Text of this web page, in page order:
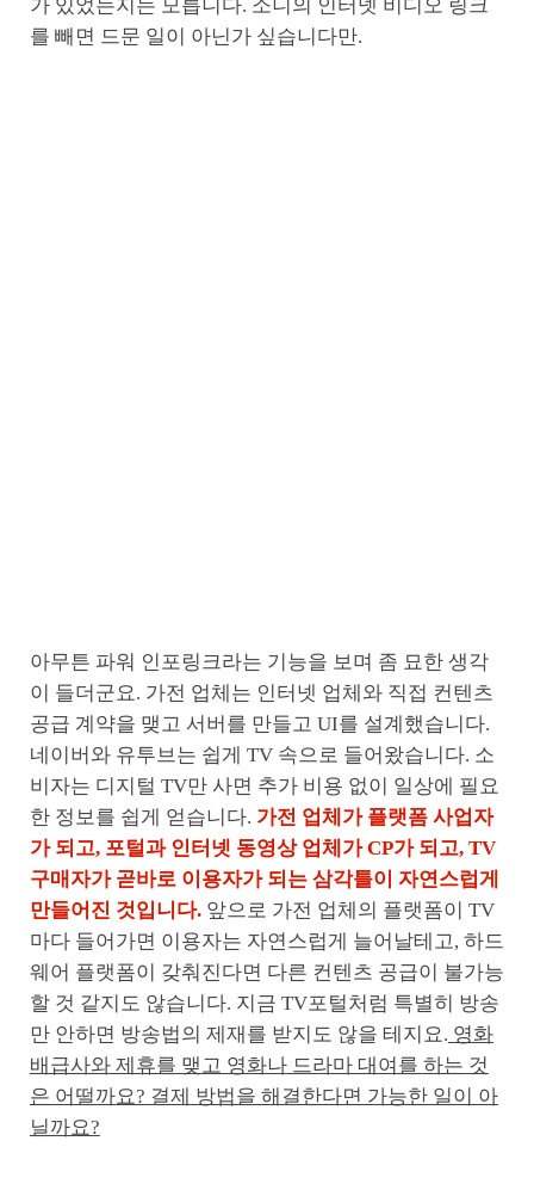
가 있었는지는 모릅니다. 소니의 인터넷 비디오 링크
를 빼면 드문 일이 아닌가 싶습니다만.
아무튼 파워 인포링크라는 기능을 보며 좀 묘한 생각
이 들더군요. 가전 업체는 인터넷 업체와 직접 컨텐츠
공급 계약을 맺고 서버를 만들고 UI를 설계했습니다.
네이버와 유투브는 쉽게 TV 속으로 들어왔습니다. 소
비자는 디지털 TV만 사면 추가 비용 없이 일상에 필요
한 정보를 쉽게 얻습니다. 가전 업체가 플랫폼 사업자
가 되고, 포털과 인터넷 동영상 업체가 CP가 되고, TV
구매자가 곧바로 이용자가 되는 삼각틀이 자연스럽게
만들어진 것입니다. 앞으로 가전 업체의 플랫폼이 TV
마다 들어가면 이용자는 자연스럽게 늘어날테고, 하드
웨어 플랫폼이 갖춰진다면 다른 컨텐츠 공급이 불가능
할 것 같지도 않습니다. 지금 TV포털처럼 특별히 방송
만 안하면 방송법의 제재를 받지도 않을 테지요. 영화
배급사와 제휴를 맺고 영화나 드라마 대여를 하는 것
은 어떨까요? 결제 방법을 해결한다면 가능한 일이 아
닐까요?